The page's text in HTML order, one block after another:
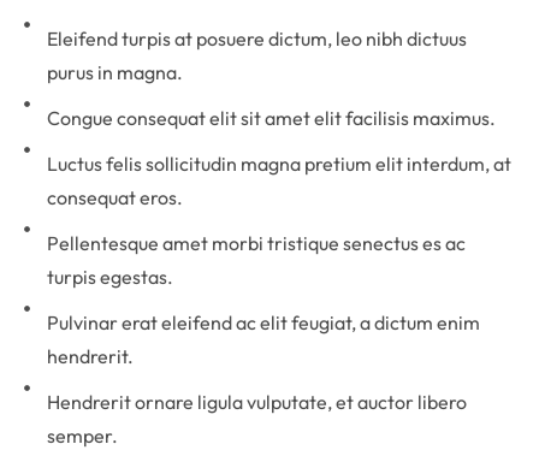
Eleifend turpis at posuere dictum, leo nibh dictuus
purus in magna.
Congue consequat elit sit amet elit facilisis maximus.
Luctus felis sollicitudin magna pretium elit interdum, at
consequat eros.
Pellentesque amet morbi tristique senectus es ac
turpis egestas.
Pulvinar erat eleifend ac elit feugiat, a dictum enim
hendrerit.
Hendrerit ornare ligula vulputate, et auctor libero
semper.